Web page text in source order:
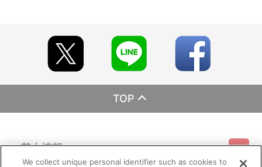
理を実施いたします。
※決済方法「コンビニ決済」、「Pay-easy（ペイジー）」を選
択時は、メールにてご案内させていただきましたお支払期日までに
購入・決済手続きが行われなかった場合は、キャンセル扱い
いかなる理由でも、決済期間の延長は対応出来かねます。
なお、ご注文日翌日以降は、以下の手順でもご確認いただけ
（４）「配送情報」内「決済方法」の「お支払い手続きはこ
ちら」から確認します。
TOP
基本情報
We collect unique personal identifier such as cookies to